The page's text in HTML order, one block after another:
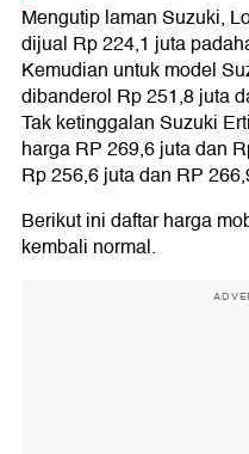
Mengutip laman Suzuki,
dijual Rp 224,1 juta
Kemudian untuk model
dibanderol Rp 251,8 juta
Tak ketinggalan Suzuki
harga RP 269,6 juta dan
Rp 256,6 juta dan RP
Berikut ini daftar harga
kembali normal.